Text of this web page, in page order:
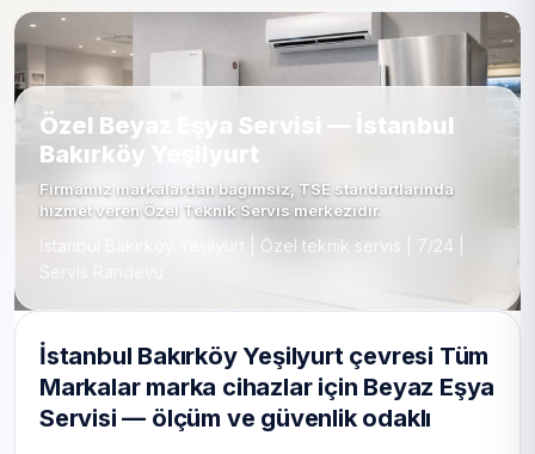
Özel Beyaz Eşya Servisi — İstanbul
Bakırköy Yeşilyurt
Firmamız markalardan bağımsız, TSE standartlarında
hizmet veren Özel Teknik Servis merkezidir.
İstanbul Bakırköy Yeşilyurt | Özel teknik servis | 7/24 |
İstanbul Bakırköy Yeşilyurt çevresi Tüm
Markalar marka cihazlar için Beyaz Eşya
Servisi — ölçüm ve güvenlik odaklı